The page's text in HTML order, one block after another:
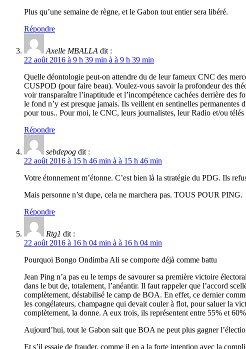
Plus qu’une semaine de règne, et le Gabon tout entier sera libéré.
Répondre
Axelle MBALLA dit :
22 août 2016 à 9 h 39 min à à 9 h 39 min
Quelle déontologie peut-on attendre du de leur fameux CNC des
CUSPOD (pour faire beau). Voulez-vous savoir la profondeur des
voir transparaître l’inaptitude et l’incompétence cachées derrière
le fond n’y est presque jamais. Ils veillent en sentinelles
pour tous.. Pour moi, le CNC, leurs journalistes, leur Radio et/ou
Répondre
sebdepog dit :
22 août 2016 à 15 h 46 min à à 15 h 46 min
Votre étonnement m’étonne. C’est bien là la stratégie du PDG. Ils
Mais personne n’st dupe, cela ne marchera pas. TOUS POUR PING.
Répondre
Rtg1 dit :
22 août 2016 à 16 h 04 min à à 16 h 04 min
Pourquoi Bongo Ondimba Ali se comporte déjà comme battu
Jean Ping n’a pas eu le temps de savourer sa première victoire
dans le but de, totalement, l’anéantir. Il faut rappeler que l’accord
complètement, déstabilisé le camp de BOA. En effet, ce dernier
les congélateurs, champagne qui devait couler à flot, pour saluer la
complètement, la donne. A eux trois, ils représentent entre 55% et
Aujourd’hui, tout le Gabon sait que BOA ne peut plus gagner
Et s’il essaie de frauder, comme il en a la forte intention avec la